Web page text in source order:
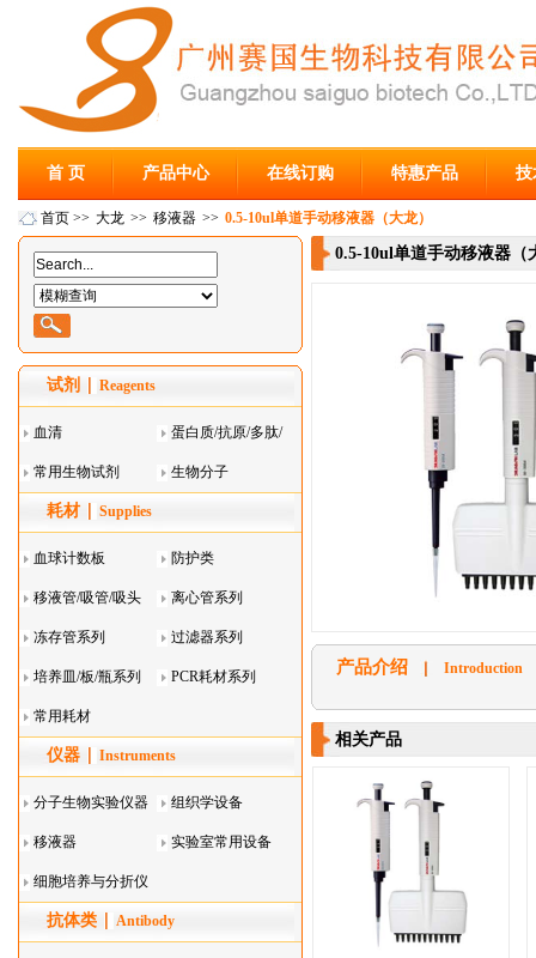
首 页 产品中心 在线订购 特惠产品 技
首页 >> 大龙 >> 移液器 >> 0.5-10ul单道手动移液器（大龙）
试剂 Reagents
血清 蛋白质/抗原/多肽/
酶
常用生物试剂 生物分子
耗材 Supplies
血球计数板 防护类
移液管/吸管/吸头
系列
离心管系列
冻存管系列 过滤器系列
培养皿/板/瓶系列 PCR耗材系列
常用耗材
仪器 Instruments
分子生物实验仪器 组织学设备
移液器 实验室常用设备
细胞培养与分折仪
器叠
抗体类 Antibody
0.5-10ul单道手动移液器（
产品介绍 Introduction
相关产品